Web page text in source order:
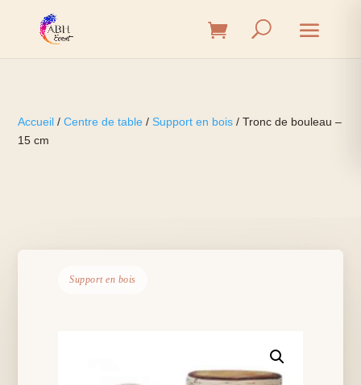
Accueil /Centre de table /Support en bois / Tronc de bouleau –
15 cm
Support en bois